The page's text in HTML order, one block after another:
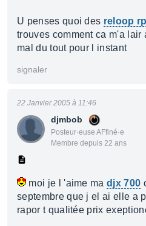
U penses quoi des reloop
trouves comment ca m'a lair
mal du tout pour l instant
signaler
djmbob
Posteur·euse AFfiné·e
Membre depuis 22 ans
22 Janvier 2005 à 11:46
moi je l 'aime madjx 700
septembre que j el ai elle a
rapor t qualitée prix